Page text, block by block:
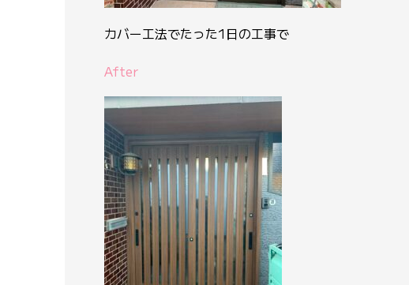
カバー工法でたった1日の工事で
After